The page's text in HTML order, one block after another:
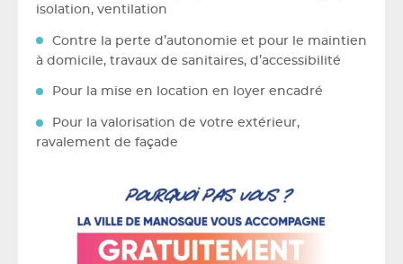
isolation, ventilation
Contre la perte d’autonomie et pour le maintien
à domicile, travaux de sanitaires, d’accessibilité
Pour la mise en location en loyer encadré
Pour la valorisation de votre extérieur,
ravalement de façade